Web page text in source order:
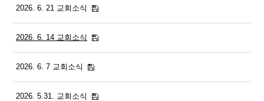
2026. 6. 21 교회소식
2026. 6. 14 교회소식
2026. 6. 7 교회소식
2026. 5.31. 교회소식